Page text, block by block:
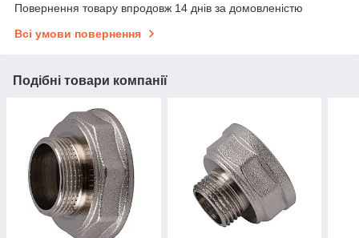
Повернення товару впродовж 14 днів за домовленістю
Всі умови повернення
Подібні товари компанії